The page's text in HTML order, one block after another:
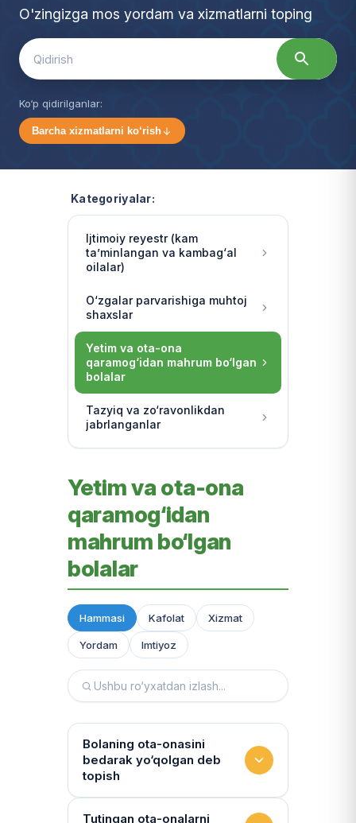
O'zingizga mos yordam va xizmatlarni toping
Search
for:
Ko‘p qidirilganlar:
Barcha xizmatlarni ko‘rish
Kategoriyalar:
Ijtimoiy reyestr (kam
ta’minlangan va kambag‘al
oilalar)
O‘zgalar parvarishiga muhtoj
shaxslar
Yetim va ota-ona
qaramog‘idan mahrum bo‘lgan
bolalar
Tazyiq va zo‘ravonlikdan
jabrlanganlar
Yetim va ota-ona
qaramog‘idan
mahrum bo‘lgan
bolalar
Hammasi Kafolat Xizmat
Yordam Imtiyoz
Bolaning ota-onasini
bedarak yo‘qolgan deb
topish
Hujjatlarni tiklash xizmati
Tutingan ota-onalarni